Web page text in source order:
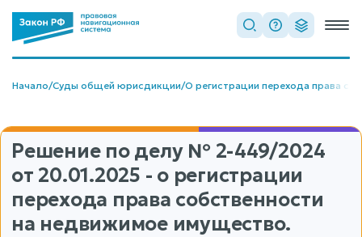
Начало/Суды общей юрисдикции/О регистрации перехода права
Решение по делу № 2-449/2024
от 20.01.2025 - о регистрации
перехода права собственности
на недвижимое имущество.